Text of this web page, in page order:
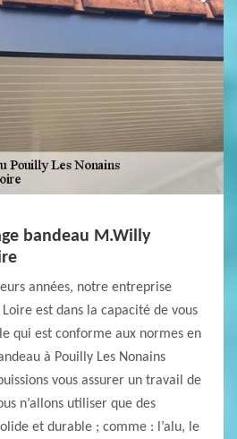
bandeau M.Willy
années, notre entreprise
est dans la capacité de vous
qui est conforme aux normes en
à Pouilly Les Nonains
vous assurer un travail de
n’allons utiliser que des
et durable ; comme : l’alu, le